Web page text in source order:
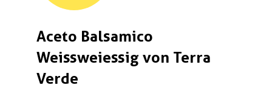
Aceto Balsamico
Weissweiessig von Terra
Verde